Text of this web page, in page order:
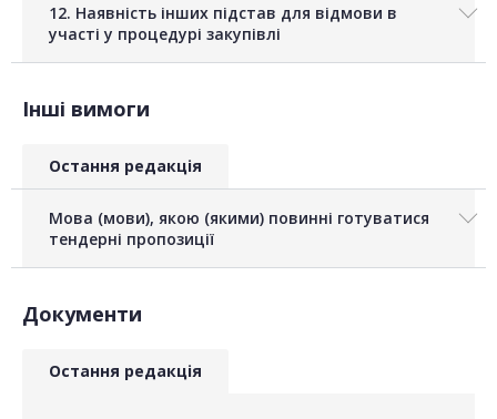
12. Наявність інших підстав для відмови в
участі у процедурі закупівлі
Інші вимоги
Остання редакція
Мова (мови), якою (якими) повинні готуватися
тендерні пропозиції
Документи
Остання редакція